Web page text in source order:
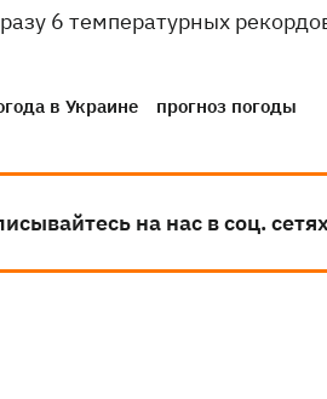
6 температурных
в Украине прогноз погоды
на нас в соц.